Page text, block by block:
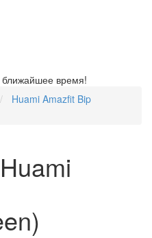
время!
Huami Amazfit Bip